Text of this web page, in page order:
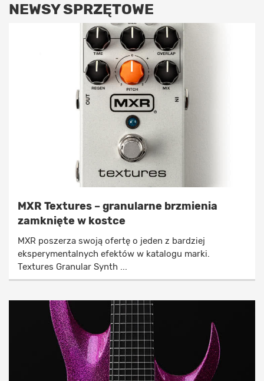
NEWSY SPRZĘTOWE
MXR Textures – granularne brzmienia
zamknięte w kostce
MXR poszerza swoją ofertę o jeden z bardziej
eksperymentalnych efektów w katalogu marki.
Textures Granular Synth ...